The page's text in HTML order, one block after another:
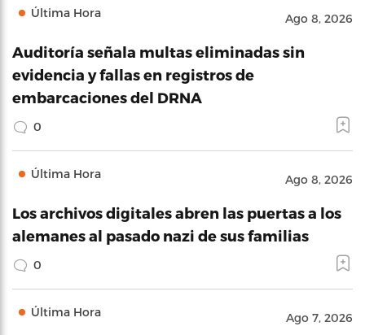
Última Hora Ago 8, 2026
Auditoría señala multas eliminadas sin
evidencia y fallas en registros de
embarcaciones del DRNA
0
Última Hora Ago 8, 2026
Los archivos digitales abren las puertas a los
alemanes al pasado nazi de sus familias
0
Última Hora Ago 7, 2026